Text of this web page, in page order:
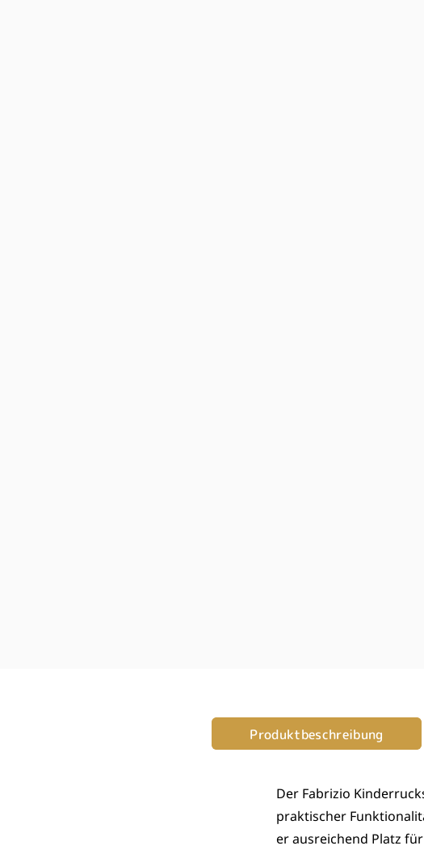
Produktbeschreibung
Der Fabrizio
praktischer
er ausreichend Platz